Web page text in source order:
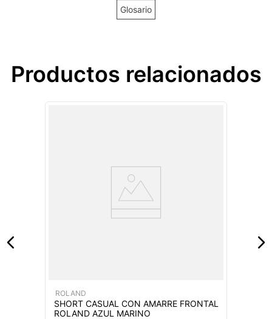
Glosario
Productos relacionados
ROLAND
SHORT CASUAL CON AMARRE FRONTAL
ROLAND AZUL MARINO